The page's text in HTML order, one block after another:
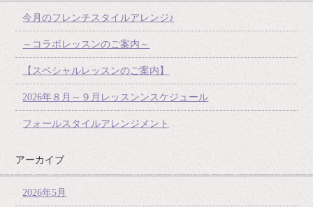
今月のフレンチスタイルアレンジ♪
～コラボレッスンのご案内～
【スペシャルレッスンのご案内】
2026年８月～９月レッスンンスケジュール
フォールスタイルアレンジメント
アーカイブ
2026年5月